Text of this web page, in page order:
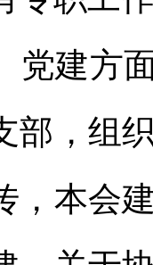
党建方
部，组
，本会